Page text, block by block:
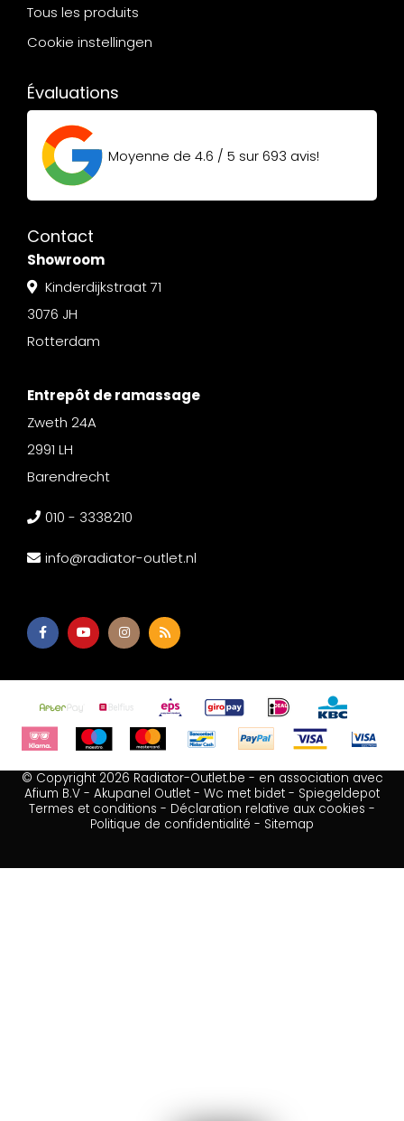
Tous les produits
Cookie instellingen
Évaluations
Moyenne de 4.6 / 5 sur693 avis!
Contact
Showroom
Kinderdijkstraat 71
3076 JH
Rotterdam
Entrepôt de ramassage
Zweth 24A
2991 LH
Barendrecht
010 - 3338210
info@radiator-outlet.nl
© Copyright 2026 Radiator-Outlet.be - en association avec
Afium B.V - Akupanel Outlet - Wc met bidet - Spiegeldepot
Termes et conditions - Déclaration relative aux cookies -
Politique de confidentialité - Sitemap